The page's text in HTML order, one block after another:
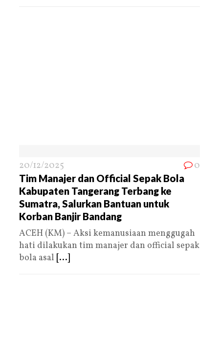
20/12/2025 0
Tim Manajer dan Official Sepak Bola
Kabupaten Tangerang Terbang ke
Sumatra, Salurkan Bantuan untuk
Korban Banjir Bandang
ACEH (KM) – Aksi kemanusiaan menggugah
hati dilakukan tim manajer dan official sepak
bola asal [...]